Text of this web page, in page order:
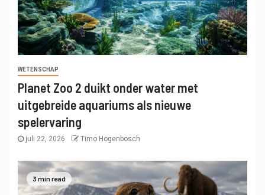
WETENSCHAP
Planet Zoo 2 duikt onder water met
uitgebreide aquariums als nieuwe
spelervaring
juli 22, 2026 Timo Hogenbosch
3 min read